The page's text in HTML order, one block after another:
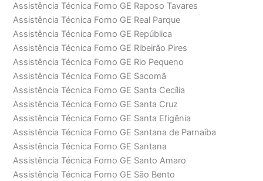
Assistência Técnica Forno GE Raposo Tavares
Assistência Técnica Forno GE Real Parque
Assistência Técnica Forno GE República
Assistência Técnica Forno GE Ribeirão Pires
Assistência Técnica Forno GE Rio Pequeno
Assistência Técnica Forno GE Sacomã
Assistência Técnica Forno GE Santa Cecília
Assistência Técnica Forno GE Santa Cruz
Assistência Técnica Forno GE Santa Efigênia
Assistência Técnica Forno GE Santana de Parnaíba
Assistência Técnica Forno GE Santana
Assistência Técnica Forno GE Santo Amaro
Assistência Técnica Forno GE São Bento